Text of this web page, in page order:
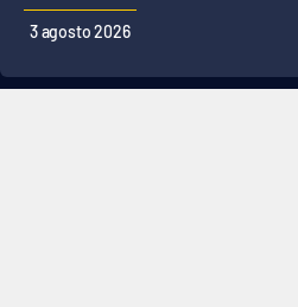
3 agosto 2026